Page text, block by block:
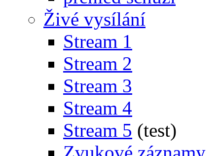
Živé vysílání
Stream 1
Stream 2
Stream 3
Stream 4
Stream 5 (test)